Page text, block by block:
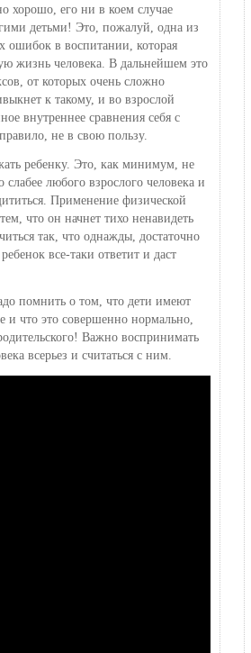
хорошо, его ни в коем случае
детьми! Это, пожалуй, одна из
ошибок в воспитании, которая
жизнь человека. В дальнейшем это
от которых очень сложно
к такому, и во взрослой
внутреннее сравнения себя с
не в свою пользу.
ребенку. Это, как минимум, не
любого взрослого человека и
Применение физической
что он начнет тихо ненавидеть
так, что однажды, достаточно
все-таки ответит и даст
помнить о том, что дети имеют
и что это совершенно нормально,
Важно воспринимать
всерьез и считаться с ним.